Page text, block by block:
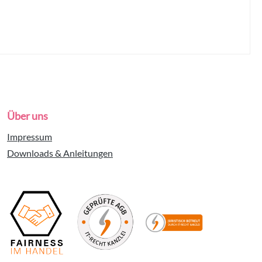
Über uns
Impressum
Downloads & Anleitungen